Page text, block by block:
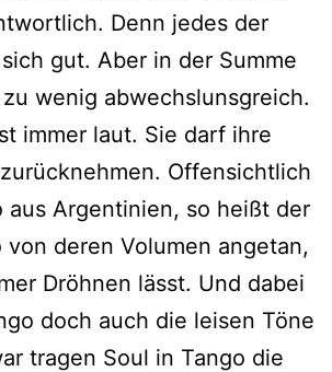
Denn jedes der
gut. Aber in der Summe
wenig abwechslunsgreich.
immer laut. Sie darf ihre
Offensichtlich
aus Argentinien, so heißt der
von deren Volumen angetan,
Dröhnen lässt. Und dabei
doch auch die leisen Töne
tragen Soul in Tango die